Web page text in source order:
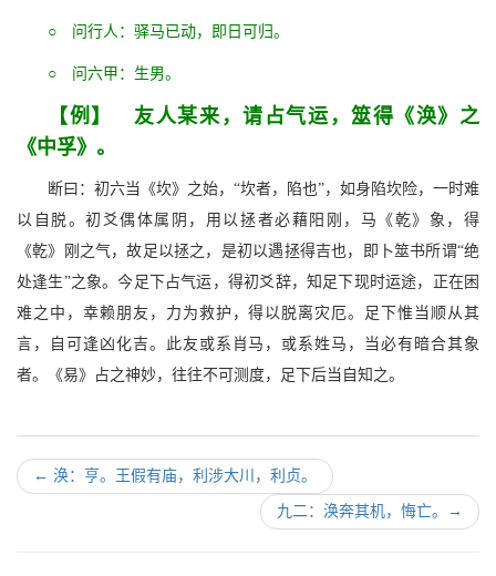
○ 问行人：驿马已动，即日可归。
○ 问六甲：生男。
【例】 友人某来，请占气运，筮得《涣》之
《中孚》。
断曰：初六当《坎》之始，“坎者，陷也”，如身陷坎险，一时难
以自脱。初爻偶体属阴，用以拯者必藉阳刚，马《乾》象，得
《乾》刚之气，故足以拯之，是初以遇拯得吉也，即卜筮书所谓“绝
处逢生”之象。今足下占气运，得初爻辞，知足下现时运途，正在困
难之中，幸赖朋友，力为救护，得以脱离灾厄。足下惟当顺从其
言，自可逢凶化吉。此友或系肖马，或系姓马，当必有暗合其象
者。《易》占之神妙，往往不可测度，足下后当自知之。
← 涣：亨。王假有庙，利涉大川，利贞。
九二：涣奔其机，悔亡。 →